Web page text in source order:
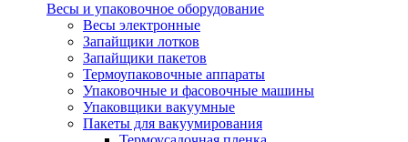
Весы и упаковочное оборудование
Весы электронные
Запайщики лотков
Запайщики пакетов
Термоупаковочные аппараты
Упаковочные и фасовочные машины
Упаковщики вакуумные
Пакеты для вакуумирования